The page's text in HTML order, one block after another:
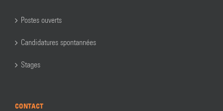
Postes ouverts
Candidatures spontannées
Stages
CONTACT